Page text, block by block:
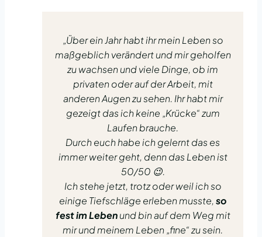
„Über ein Jahr habt ihr mein Leben so
maßgeblich verändert und mir geholfen
zu wachsen und viele Dinge, ob im
privaten oder auf der Arbeit, mit
anderen Augen zu sehen. Ihr habt mir
gezeigt das ich keine „Krücke“ zum
Laufen brauche.
Durch euch habe ich gelernt das es
immer weiter geht, denn das Leben ist
50/50 😉.
Ich stehe jetzt, trotz oder weil ich so
einige Tiefschläge erleben musste,so
fest im Lebenund bin auf dem Weg mit
mir und meinem Leben „fine“ zu sein.